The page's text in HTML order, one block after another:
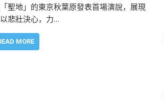
聖地」的東京秋葉原發表首場演說，展現
悲壯決心，力…
MORE